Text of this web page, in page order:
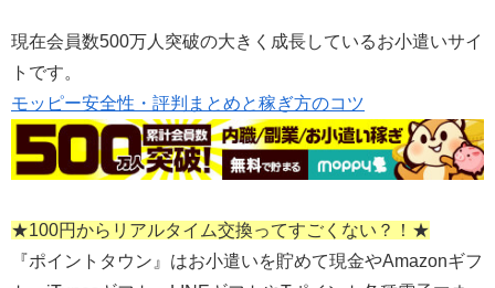
現在会員数500万人突破の大きく成長しているお小遣いサイ
トです。
モッピー安全性・評判まとめと稼ぎ方のコツ
★100円からリアルタイム交換ってすごくない？！★
『ポイントタウン』はお小遣いを貯めて現金やAmazonギフ